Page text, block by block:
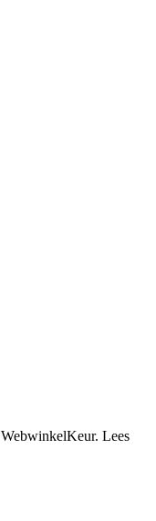
WebwinkelKeur. Lees